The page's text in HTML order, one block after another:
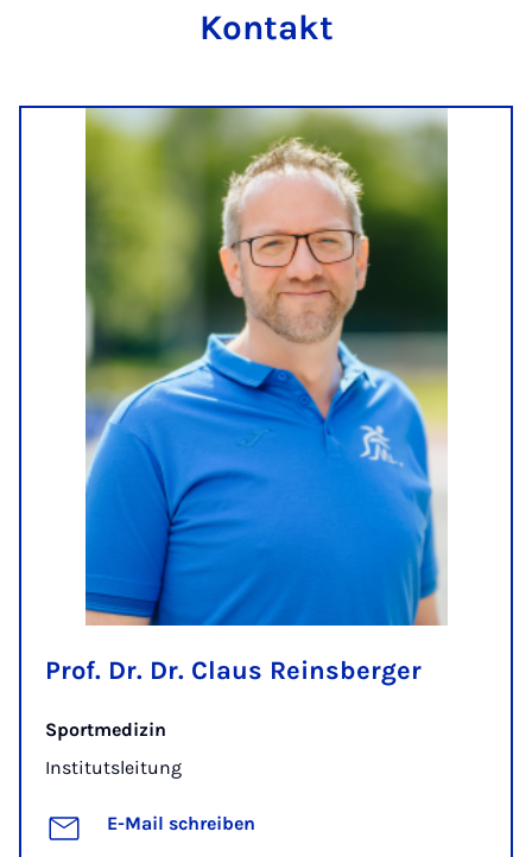
Kontakt
Prof. Dr. Dr. Claus Reinsberger
Sportmedizin
Institutsleitung
E-Mail schreiben